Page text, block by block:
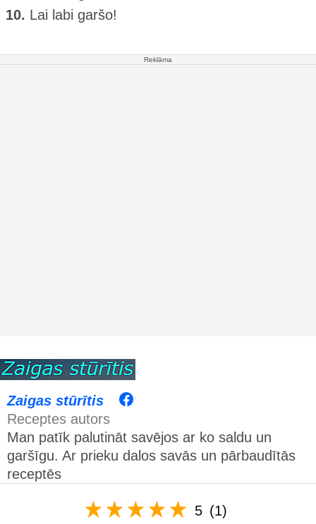
10. Lai labi garšo!
Reklāma
Zaigas stūrītis
Receptes autors
Man patīk palutināt savējos ar ko saldu un
garšīgu. Ar prieku dalos savās un pārbaudītās
receptēs
5 (1)